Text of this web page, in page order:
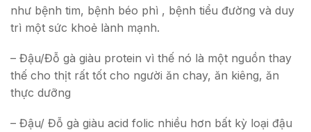
như bệnh tim, bệnh béo phì , bệnh tiểu đường và duy
trì một sức khoẻ lành mạnh.
– Đậu/Đỗ gà giàu protein vì thế nó là một nguồn thay
thế cho thịt rất tốt cho người ăn chay, ăn kiêng, ăn
thực dưỡng
– Đậu/ Đỗ gà giàu acid folic nhiều hơn bất kỳ loại đậu